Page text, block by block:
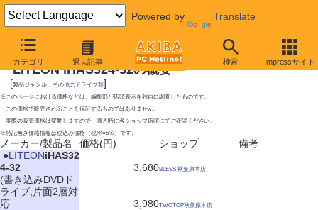
Powered by Translate
カテゴリ 過去記事 検索 Impressサイト
2009年5月30日号
LITEON iHAS324-32の概要
[製品ジャンル： その他のドライブ類]
※このページにおける価格などは、編集部が店頭表示を独自に調査したものです。
この価格で販売されることを保証するものではありません。
実際の販売価格は変動しますので、購入時に各ショップ店頭にてご確認ください。
※特記無き価格情報は税込み価格（税率=5％）です。
メーカー/製品名 価格(円) ショップ
備考
●LITEONiHAS32
4-32
(書き込みDVDド
ライブ,片面2層対
応
3,680BLESS 秋葉原本店
3,980TWOTOP秋葉原本店